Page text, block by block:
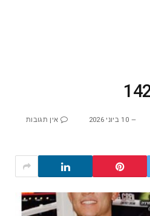
10 ביוני 2026 אין תגובות